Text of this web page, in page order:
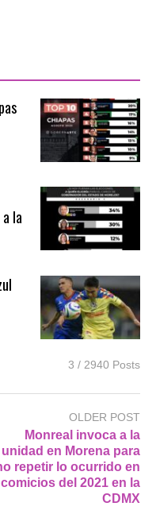
la
3 / 2940 Posts
OLDER POST
Monreal invoca a la
unidad en Morena para
repetir lo ocurrido en
comicios del 2021 en la
CDMX